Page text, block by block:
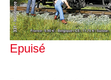
Epuisé